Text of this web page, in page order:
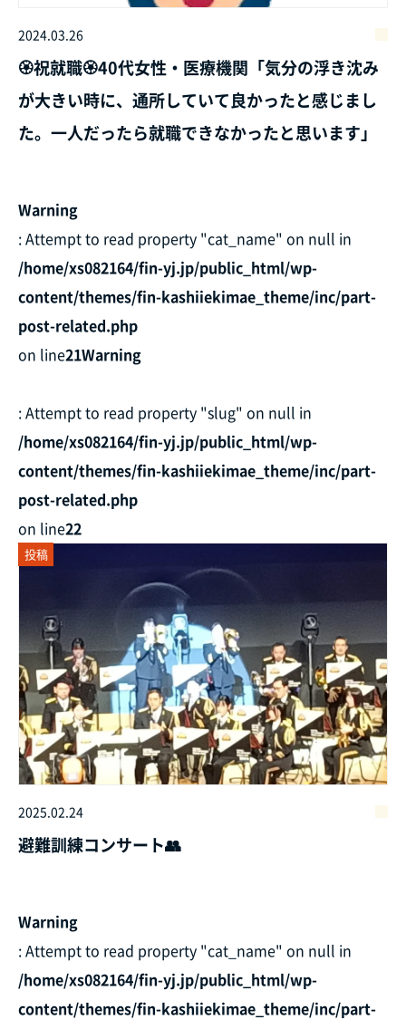
2024.03.26
🏵️祝就職🏵️40代女性・医療機関「気分の浮き沈み
が大きい時に、通所していて良かったと感じまし
た。一人だったら就職できなかったと思います」
Warning
: Attempt to read property "cat_name" on null in
/home/xs082164/fin-yj.jp/public_html/wp-
content/themes/fin-kashiiekimae_theme/inc/part-
post-related.php
on line21Warning
: Attempt to read property "slug" on null in
/home/xs082164/fin-yj.jp/public_html/wp-
content/themes/fin-kashiiekimae_theme/inc/part-
post-related.php
on line22
投稿
2025.02.24
避難訓練コンサート👥
Warning
: Attempt to read property "cat_name" on null in
/home/xs082164/fin-yj.jp/public_html/wp-
content/themes/fin-kashiiekimae_theme/inc/part-